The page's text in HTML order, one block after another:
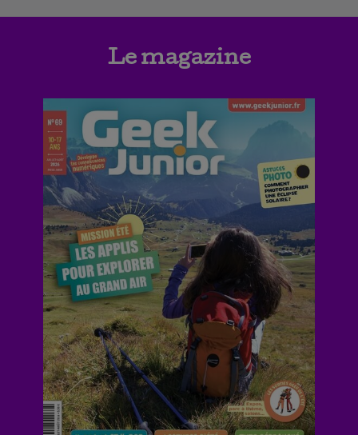
Le magazine